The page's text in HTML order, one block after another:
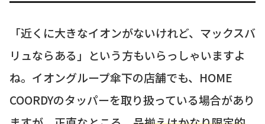
「近くに大きなイオンがないけれど、マックスバ
リュならある」という方もいらっしゃいますよ
ね。イオングループ傘下の店舗でも、HOME
COORDYのタッパーを取り扱っている場合があり